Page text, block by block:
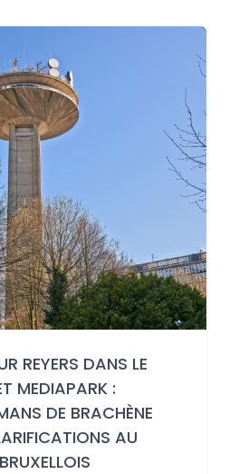
REYERS DANS LE
MEDIAPARK :
DE BRACHÈNE
AU